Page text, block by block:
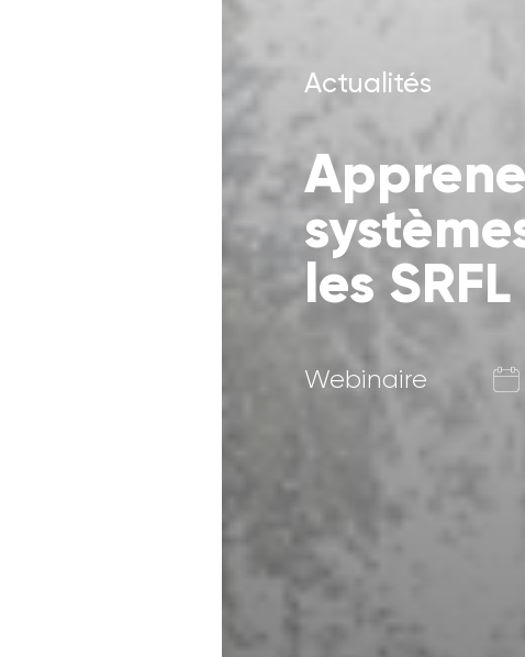
Actualités
les SRFL
Webinaire